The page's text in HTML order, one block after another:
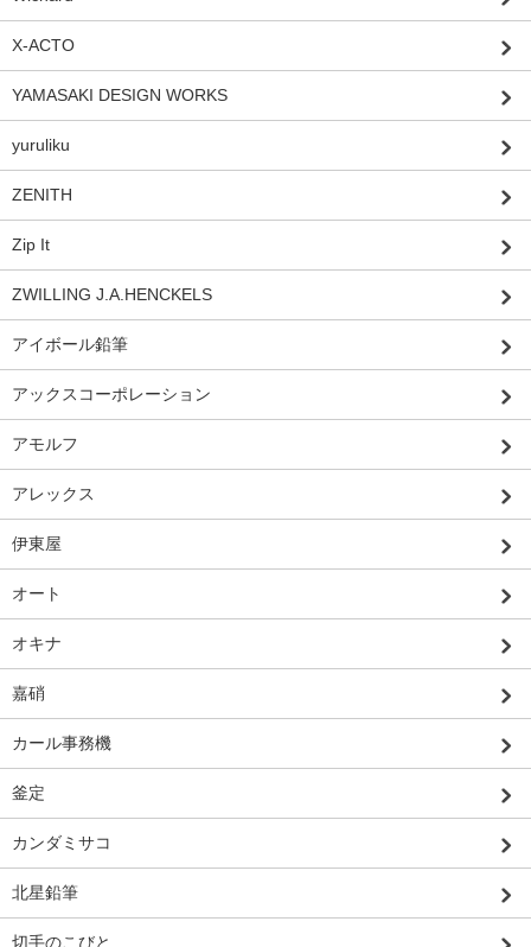
X-ACTO
YAMASAKI DESIGN WORKS
yuruliku
ZENITH
Zip It
ZWILLING J.A.HENCKELS
アイボール鉛筆
アックスコーポレーション
アモルフ
アレックス
伊東屋
オート
オキナ
嘉硝
カール事務機
釜定
カンダミサコ
北星鉛筆
切手のこびと